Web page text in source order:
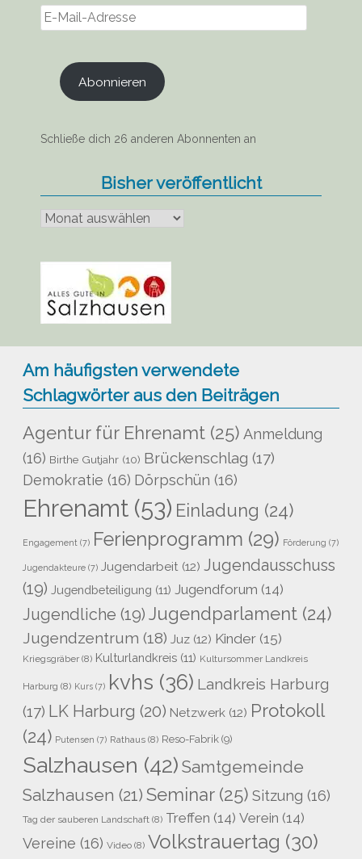
E-
Mail-
Abonnieren
Schließe dich 26 anderen Abonnenten an
Bisher veröffentlicht
veröffentlicht
Am häufigsten verwendete
Schlagwörter aus den Beiträgen
Agentur für Ehrenamt (25) Anmeldung
(16) Birthe Gutjahr (10) Brückenschlag (17)
Demokratie (16) Dörpschün (16)
Ehrenamt (53) Einladung (24)
Engagement (7) Ferienprogramm (29) Förderung (7)
Jugendakteure (7) Jugendarbeit (12) Jugendausschuss
(19) Jugendbeteiligung (11) Jugendforum (14)
Jugendliche (19) Jugendparlament (24)
Jugendzentrum (18) Juz (12) Kinder (15)
Kriegsgräber (8) Kulturlandkreis (11) Kultursommer Landkreis
Harburg (8) Kurs (7) kvhs (36) Landkreis Harburg
(17) LK Harburg (20) Netzwerk (12) Protokoll
(24) Putensen (7) Rathaus (8) Reso-Fabrik (9)
Salzhausen (42) Samtgemeinde
Salzhausen (21) Seminar(25) Sitzung (16)
Tag der sauberen Landschaft (8) Treffen (14) Verein (14)
Vereine (16) Video (8) Volkstrauertag (30)